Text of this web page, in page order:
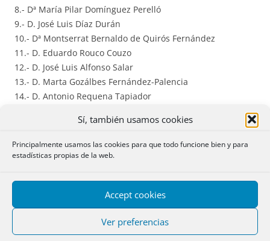
Sí, también usamos cookies
Principalmente usamos las cookies para que todo funcione bien y para
estadísticas propias de la web.
Accept cookies
Ver preferencias
8.- Dª María Pilar Domínguez Perelló
9.- D. José Luis Díaz Durán
10.- Dª Montserrat Bernaldo de Quirós Fernández
11.- D. Eduardo Rouco Couzo
12.- D. José Luis Alfonso Salar
13.- D. Marta Gozálbes Fernández-Palencia
14.- D. Antonio Requena Tapiador
16.- Dª Carmen Gorena Puértolas
17.- Dª Carmen Miquel Lasso de la Vega
18.- Dª María Jesús Franco Alonso
20.- D. Antonio Fernández Sevilla
21.- D. Álvaro Esteban Gómez
22.- D. Eduardo Font Roger
23.- Dª Ana María Sabater Mataix